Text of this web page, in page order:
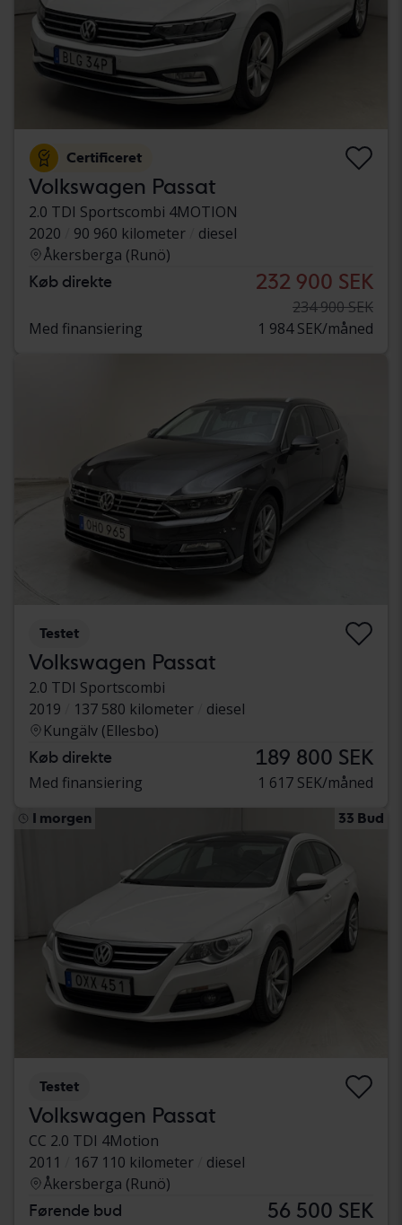
Certificeret
Volkswagen Passat
2.0 TDI Sportscombi 4MOTION
2020
90 960 kilometer
diesel
Åkersberga (Runö)
Køb direkte 232 900 SEK
234 900 SEK
Med finansiering
1 984 SEK/måned
Testet
Volkswagen Passat
2.0 TDI Sportscombi
2019
137 580 kilometer
diesel
Kungälv (Ellesbo)
Køb direkte 189 800 SEK
Med finansiering 1 617 SEK/måned
I morgen 33 Bud
Testet
Volkswagen Passat
CC 2.0 TDI 4Motion
2011
167 110 kilometer
diesel
Åkersberga (Runö)
Førende bud 56 500 SEK